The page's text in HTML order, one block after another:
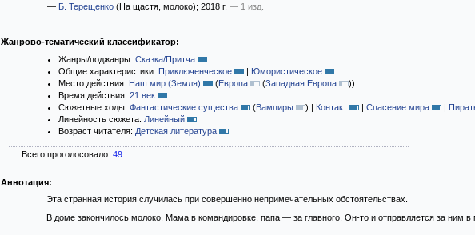
— Б. Терещенко (На щастя, молоко); 2018 г. — 1 изд.
Жанрово-тематический классификатор:
Жанры/поджанры: Сказка/Притча
Общие характеристики: Приключенческое | Юмористическое
Место действия: Наш мир (Земля) (Европа (Западная Европа ))
Время действия: 21 век
Сюжетные ходы: Фантастические существа (Вампиры ) | Контакт | Спасение мира |
Линейность сюжета: Линейный
Возраст читателя: Детская литература
Всего проголосовало: 49
Аннотация:
Эта странная история случилась при совершенно непримечательных обстоятельствах.
В доме закончилось молоко. Мама в командировке, папа — за главного. Он-то и отправляется за ним